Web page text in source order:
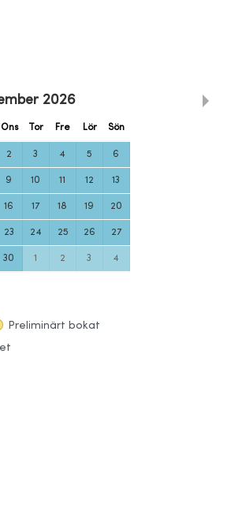
2026
Ons Tor Fre Lör Sön
2 3 4 5 6
9 10 11 12 13
16 17 18 19 20
23 24 25 26 27
30 1 2 3 4
Preliminärt bokat